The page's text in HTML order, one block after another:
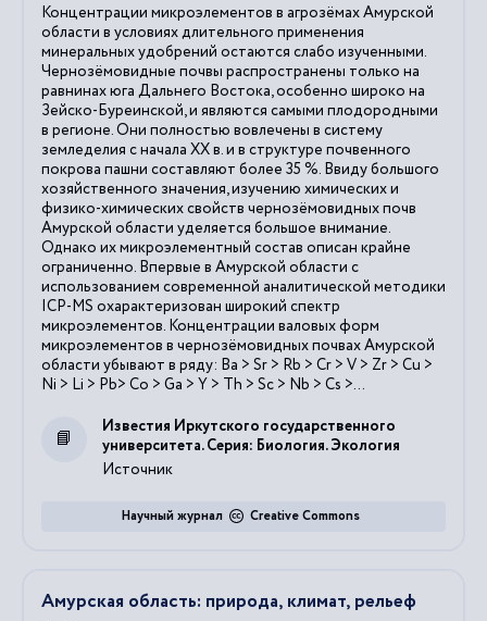
Концентрации микроэлементов в агрозёмах Амурской
области в условиях длительного применения
минеральных удобрений остаются слабо изученными.
Чернозёмовидные почвы распространены только на
равнинах юга Дальнего Востока, особенно широко на
Зейско-Буреинской, и являются самыми плодородными
в регионе. Они полностью вовлечены в систему
земледелия с начала XX в. и в структуре почвенного
покрова пашни составляют более 35 %. Ввиду большого
хозяйственного значения, изучению химических и
физико-химических свойств чернозёмовидных почв
Амурской области уделяется большое внимание.
Однако их микроэлементный состав описан крайне
ограниченно. Впервые в Амурской области с
использованием современной аналитической методики
ICP-MS охарактеризован широкий спектр
микроэлементов. Концентрации валовых форм
микроэлементов в чернозёмовидных почвах Амурской
области убывают в ряду: Ba > Sr > Rb > Cr > V > Zr > Cu >
Ni > Li > Pb> Co > Ga > Y > Th > Sc > Nb > Cs >...
Источник
Известия Иркутского государственного
университета. Серия: Биология. Экология
Creative Commons
Научный журнал
Амурская область: природа, климат, рельеф